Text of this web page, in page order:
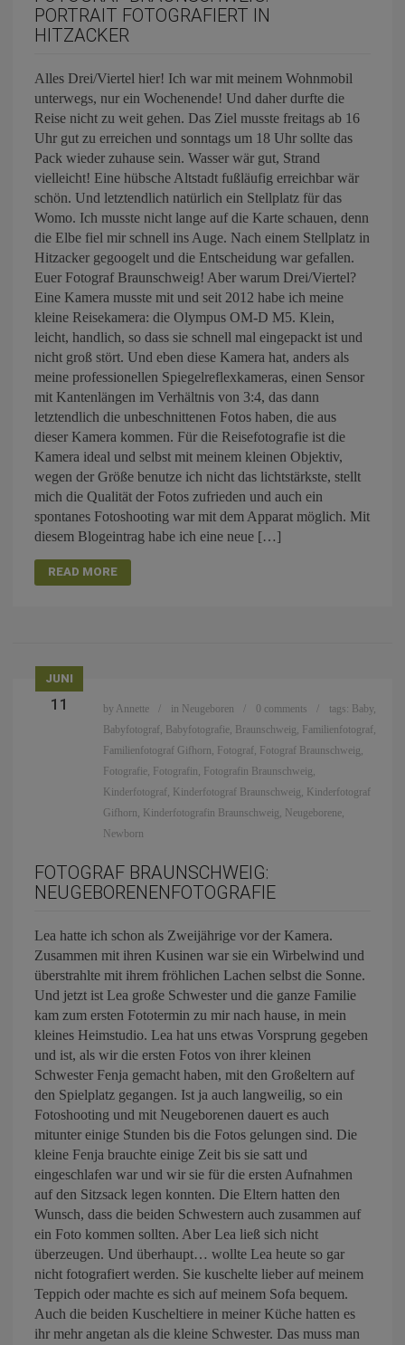
PORTRAIT FOTOGRAFIERT IN
HITZACKER
Alles Drei/Viertel hier! Ich war mit meinem Wohnmobil
unterwegs, nur ein Wochenende! Und daher durfte die
Reise nicht zu weit gehen. Das Ziel musste freitags ab 16
Uhr gut zu erreichen und sonntags um 18 Uhr sollte das
Pack wieder zuhause sein. Wasser wär gut, Strand
vielleicht! Eine hübsche Altstadt fußläufig erreichbar wär
schön. Und letztendlich natürlich ein Stellplatz für das
Womo. Ich musste nicht lange auf die Karte schauen, denn
die Elbe fiel mir schnell ins Auge. Nach einem Stellplatz in
Hitzacker gegoogelt und die Entscheidung war gefallen.
Euer Fotograf Braunschweig! Aber warum Drei/Viertel?
Eine Kamera musste mit und seit 2012 habe ich meine
kleine Reisekamera: die Olympus OM-D M5. Klein,
leicht, handlich, so dass sie schnell mal eingepackt ist und
nicht groß stört. Und eben diese Kamera hat, anders als
meine professionellen Spiegelreflexkameras, einen Sensor
mit Kantenlängen im Verhältnis von 3:4, das dann
letztendlich die unbeschnittenen Fotos haben, die aus
dieser Kamera kommen. Für die Reisefotografie ist die
Kamera ideal und selbst mit meinem kleinen Objektiv,
wegen der Größe benutze ich nicht das lichtstärkste, stellt
mich die Qualität der Fotos zufrieden und auch ein
spontanes Fotoshooting war mit dem Apparat möglich. Mit
diesem Blogeintrag habe ich eine neue […]
READ MORE
JUNI
11 by Annette in Neugeboren 0 comments tags: Baby,
Babyfotograf, Babyfotografie, Braunschweig, Familienfotograf,
Familienfotograf Gifhorn, Fotograf, Fotograf Braunschweig,
Fotografie, Fotografin, Fotografin Braunschweig,
Kinderfotograf, Kinderfotograf Braunschweig, Kinderfotograf
Gifhorn, Kinderfotografin Braunschweig, Neugeborene,
Newborn
FOTOGRAF BRAUNSCHWEIG:
NEUGEBORENENFOTOGRAFIE
Lea hatte ich schon als Zweijährige vor der Kamera.
Zusammen mit ihren Kusinen war sie ein Wirbelwind und
überstrahlte mit ihrem fröhlichen Lachen selbst die Sonne.
Und jetzt ist Lea große Schwester und die ganze Familie
kam zum ersten Fototermin zu mir nach hause, in mein
kleines Heimstudio. Lea hat uns etwas Vorsprung gegeben
und ist, als wir die ersten Fotos von ihrer kleinen
Schwester Fenja gemacht haben, mit den Großeltern auf
den Spielplatz gegangen. Ist ja auch langweilig, so ein
Fotoshooting und mit Neugeborenen dauert es auch
mitunter einige Stunden bis die Fotos gelungen sind. Die
kleine Fenja brauchte einige Zeit bis sie satt und
eingeschlafen war und wir sie für die ersten Aufnahmen
auf den Sitzsack legen konnten. Die Eltern hatten den
Wunsch, dass die beiden Schwestern auch zusammen auf
ein Foto kommen sollten. Aber Lea ließ sich nicht
überzeugen. Und überhaupt… wollte Lea heute so gar
nicht fotografiert werden. Sie kuschelte lieber auf meinem
Teppich oder machte es sich auf meinem Sofa bequem.
Auch die beiden Kuscheltiere in meiner Küche hatten es
ihr mehr angetan als die kleine Schwester. Das muss man